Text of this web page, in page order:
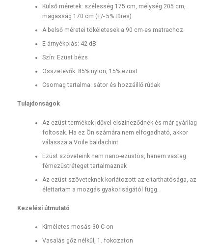
Külső méretek: szélesség 175 cm, mélység 205 cm,
magasság 170 cm (+/- 5% tűrés)
A belső méretei tökéletesek a 90 cm-es matrachoz
E-árnyékolás: 42 dB
Szín: Ezüst bézs
Összetevők: 85% nylon, 15% ezüst
Csomag tartalma: sátor és hozzáillő rúdak
Tulajdonságok
Az ezüst termékek idővel elszíneződnek és már gyárilag
foltosak. Ha ez Ön számára nem elfogadható, akkor
válassza a Voile baldachint
Ezüst szöveteink nem nano-ezüstös, hanem vastag
fémezüstréteget tartalmaznak
Az ezüst szöveteknek korlátozott az eltarthatósága, az
élettartam a mozgás gyakoriságától függ.
Kezelési útmutató
Kíméletes mosás 30 C-on
Vasalás gőz nélkül, 1. fokozaton